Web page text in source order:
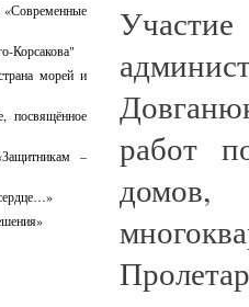
«Современные
Корсакова"
морей и
посвящённое
–
работ